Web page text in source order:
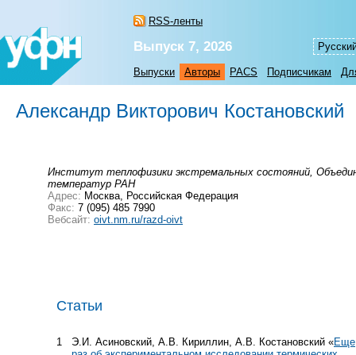
RSS-ленты
Выпуск 7, 2026
Выпуски Авторы PACS Подписчикам
Александр Викторович Костановский
Институт теплофизики экстремальных состояний,
температур РАН
Адрес: Москва, Российская Федерация
Факс: 7 (095) 485 7990
Вебсайт: oivt.nm.ru/razd-oivt
Статьи
1 Э.И. Асиновский, А.В. Кириллин, А.В. Костановский «Еще